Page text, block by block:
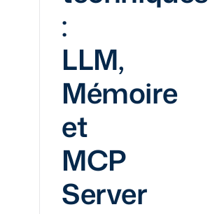
:
LLM,
Mémoire
et
MCP
Server